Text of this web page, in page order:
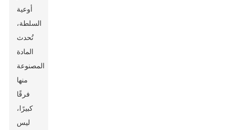
أوعية
السلطة،
تُحدث
المادة
المصنوعة
منها
فرقًا
كبيرًا،
ليس